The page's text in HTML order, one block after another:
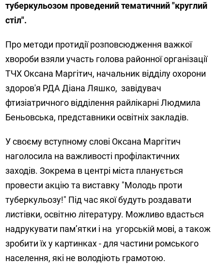
туберкульозом проведений тематичний "круглий
стіл".
Про методи протидії розповсюдження важкої
хвороби взяли участь голова районної організації
ТЧХ Оксана Маргітич, начальник відділу охорони
здоров'я РДА Діана Ляшко, завідувач
фтизіатричного відділення райлікарні Людмила
Беньовська, представники освітніх закладів.
У своєму вступному слові Оксана Маргітич
наголосила на важливості профілактичних
заходів. Зокрема в центрі міста планується
провести акцію та виставку "Молодь проти
туберкульозу!" Під час якої будуть роздавати
листівки, освітню літературу. Можливо вдасться
надрукувати пам’ятки і на угорській мові, а також
зробити їх у картинках - для частини ромського
населення, які не володіють грамотою.